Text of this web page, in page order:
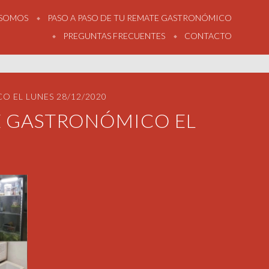
PASO A PASO DE TU REMATE GASTRONÓMICO
PREGUNTAS FRECUENTES
CONTACTO
EL LUNES 28/12/2020
GASTRONÓMICO EL